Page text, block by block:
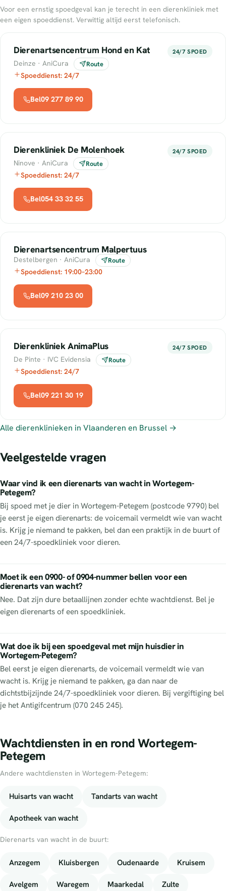
Voor een ernstig spoedgeval kan je terecht in een dierenkliniek met
een eigen spoeddienst. Verwittig altijd eerst telefonisch.
Dierenartsencentrum Hond en Kat 24/7 SPOED
Deinze · AniCura Route
Spoeddienst: 24/7
Bel09 277 89 90
Dierenkliniek De Molenhoek 24/7 SPOED
Ninove · AniCura Route
Spoeddienst: 24/7
Bel054 33 32 55
Dierenartsencentrum Malpertuus
Destelbergen · AniCura Route
Spoeddienst: 19:00–23:00
Bel09 210 23 00
Dierenkliniek AnimaPlus 24/7 SPOED
De Pinte · IVC Evidensia Route
Spoeddienst: 24/7
Bel09 221 30 19
Alle dierenklinieken in Vlaanderen en Brussel →
Veelgestelde vragen
Waar vind ik een dierenarts van wacht in Wortegem-
Petegem?
Bij spoed met je dier in Wortegem-Petegem (postcode 9790) bel
je eerst je eigen dierenarts: de voicemail vermeldt wie van wacht
is. Krijg je niemand te pakken, bel dan een praktijk in de buurt of
een 24/7-spoedkliniek voor dieren.
Moet ik een 0900- of 0904-nummer bellen voor een
dierenarts van wacht?
Nee. Dat zijn dure betaallijnen zonder echte wachtdienst. Bel je
eigen dierenarts of een spoedkliniek.
Wat doe ik bij een spoedgeval met mijn huisdier in
Wortegem-Petegem?
Bel eerst je eigen dierenarts, de voicemail vermeldt wie van
wacht is. Krijg je niemand te pakken, ga dan naar de
dichtstbijzijnde 24/7-spoedkliniek voor dieren. Bij vergiftiging bel
je het Antigifcentrum (070 245 245).
Wachtdiensten in en rond Wortegem-
Petegem
Andere wachtdiensten in Wortegem-Petegem:
Huisarts van wacht Tandarts van wacht
Apotheek van wacht
Dierenarts van wacht in de buurt:
Anzegem Kluisbergen Oudenaarde Kruisem
Avelgem Waregem Maarkedal Zulte